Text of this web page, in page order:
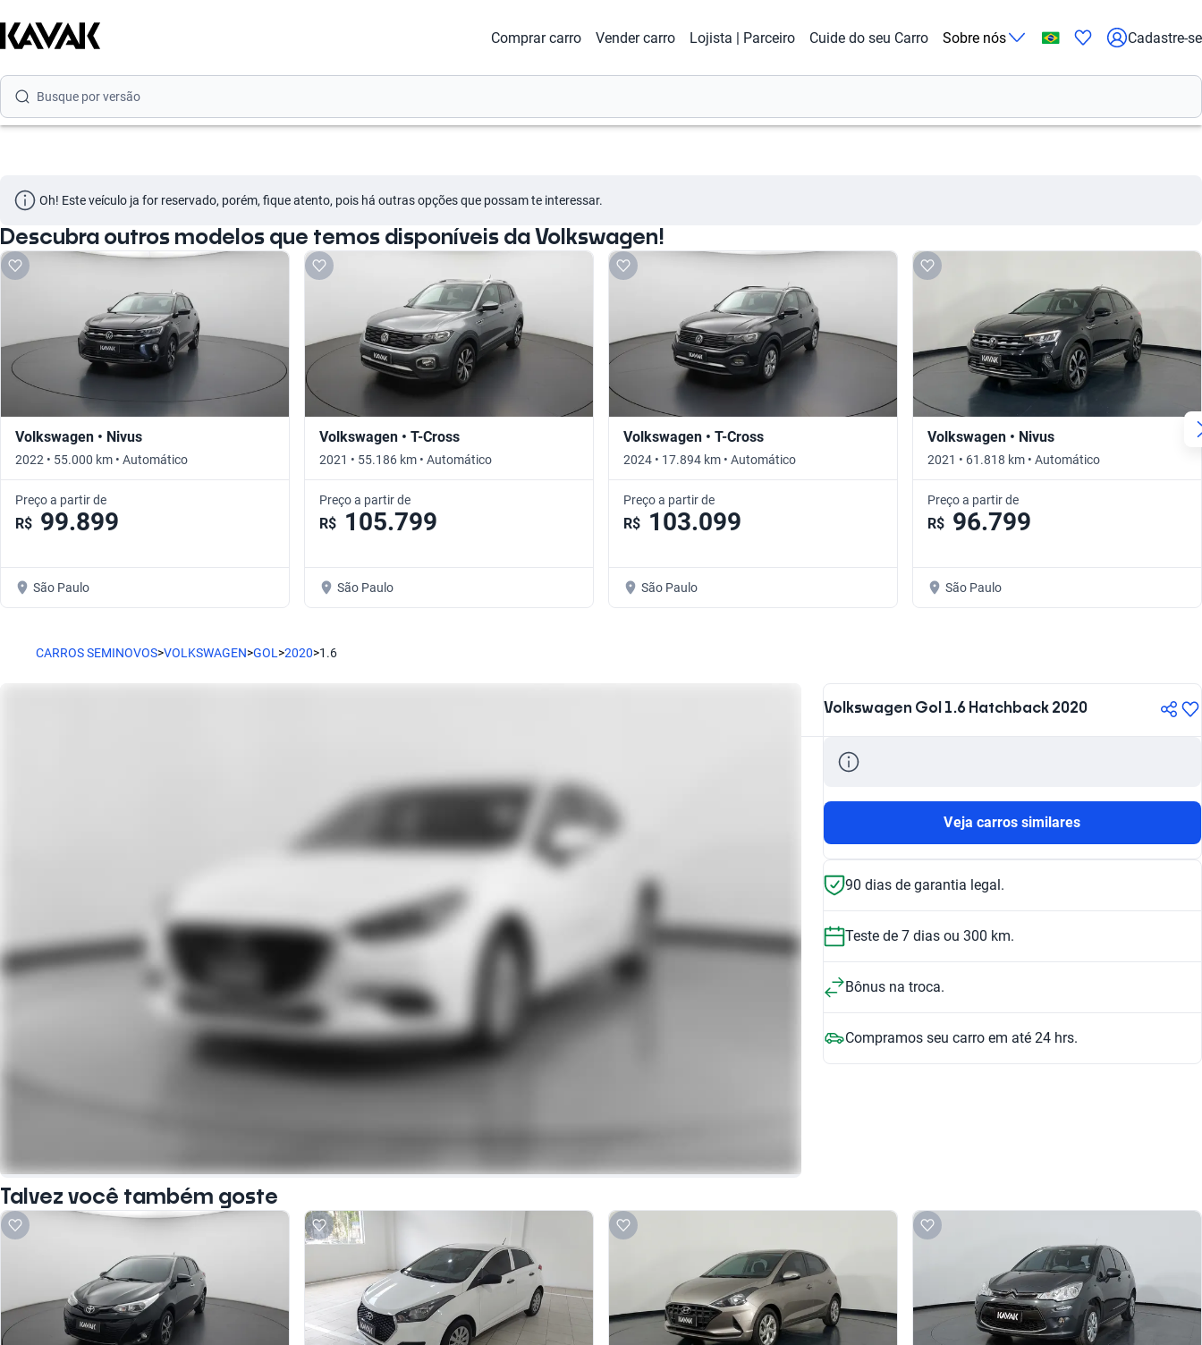
Comprar carro Vender carro Lojista | Parceiro Cuide do seu Carro Sobre nós Cadastre-se
Busque por versão
Busque por versão
Oh! Este veículo ja for reservado, porém, fique atento, pois há outras opções que possam te interessar.
Descubra outros modelos que temos disponíveis da Volkswagen!
Volkswagen • Nivus
2022 • 55.000 km • Automático
Preço a partir de
R$ 99.899
São Paulo
Volkswagen • T-Cross
2021 • 55.186 km • Automático
Preço a partir de
R$ 105.799
São Paulo
Volkswagen • T-Cross
2024 • 17.894 km • Automático
Preço a partir de
R$ 103.099
São Paulo
Volkswagen • Nivus
2021 • 61.818 km • Automático
Preço a partir de
R$ 96.799
São Paulo
CARROS SEMINOVOS>VOLKSWAGEN>GOL >2020>1.6
Volkswagen Gol 1.6 Hatchback 2020
Veja carros similares
90 dias de garantia legal.
Teste de 7 dias ou 300 km.
Bônus na troca.
Compramos seu carro em até 24 hrs.
Talvez você também goste